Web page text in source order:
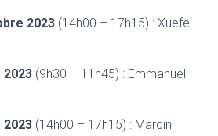
2023 (14h00 – 17h15) : Xuefei
(9h30 – 11h45) : Emmanuel
(14h00 – 17h15) : Marcin